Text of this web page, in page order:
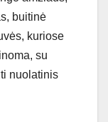
buitinė
kuriose
su
nuolatinis